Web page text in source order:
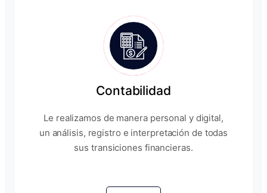
Contabilidad
Le realizamos de manera personal y digital,
un análisis, registro e interpretación de todas
sus transiciones financieras.